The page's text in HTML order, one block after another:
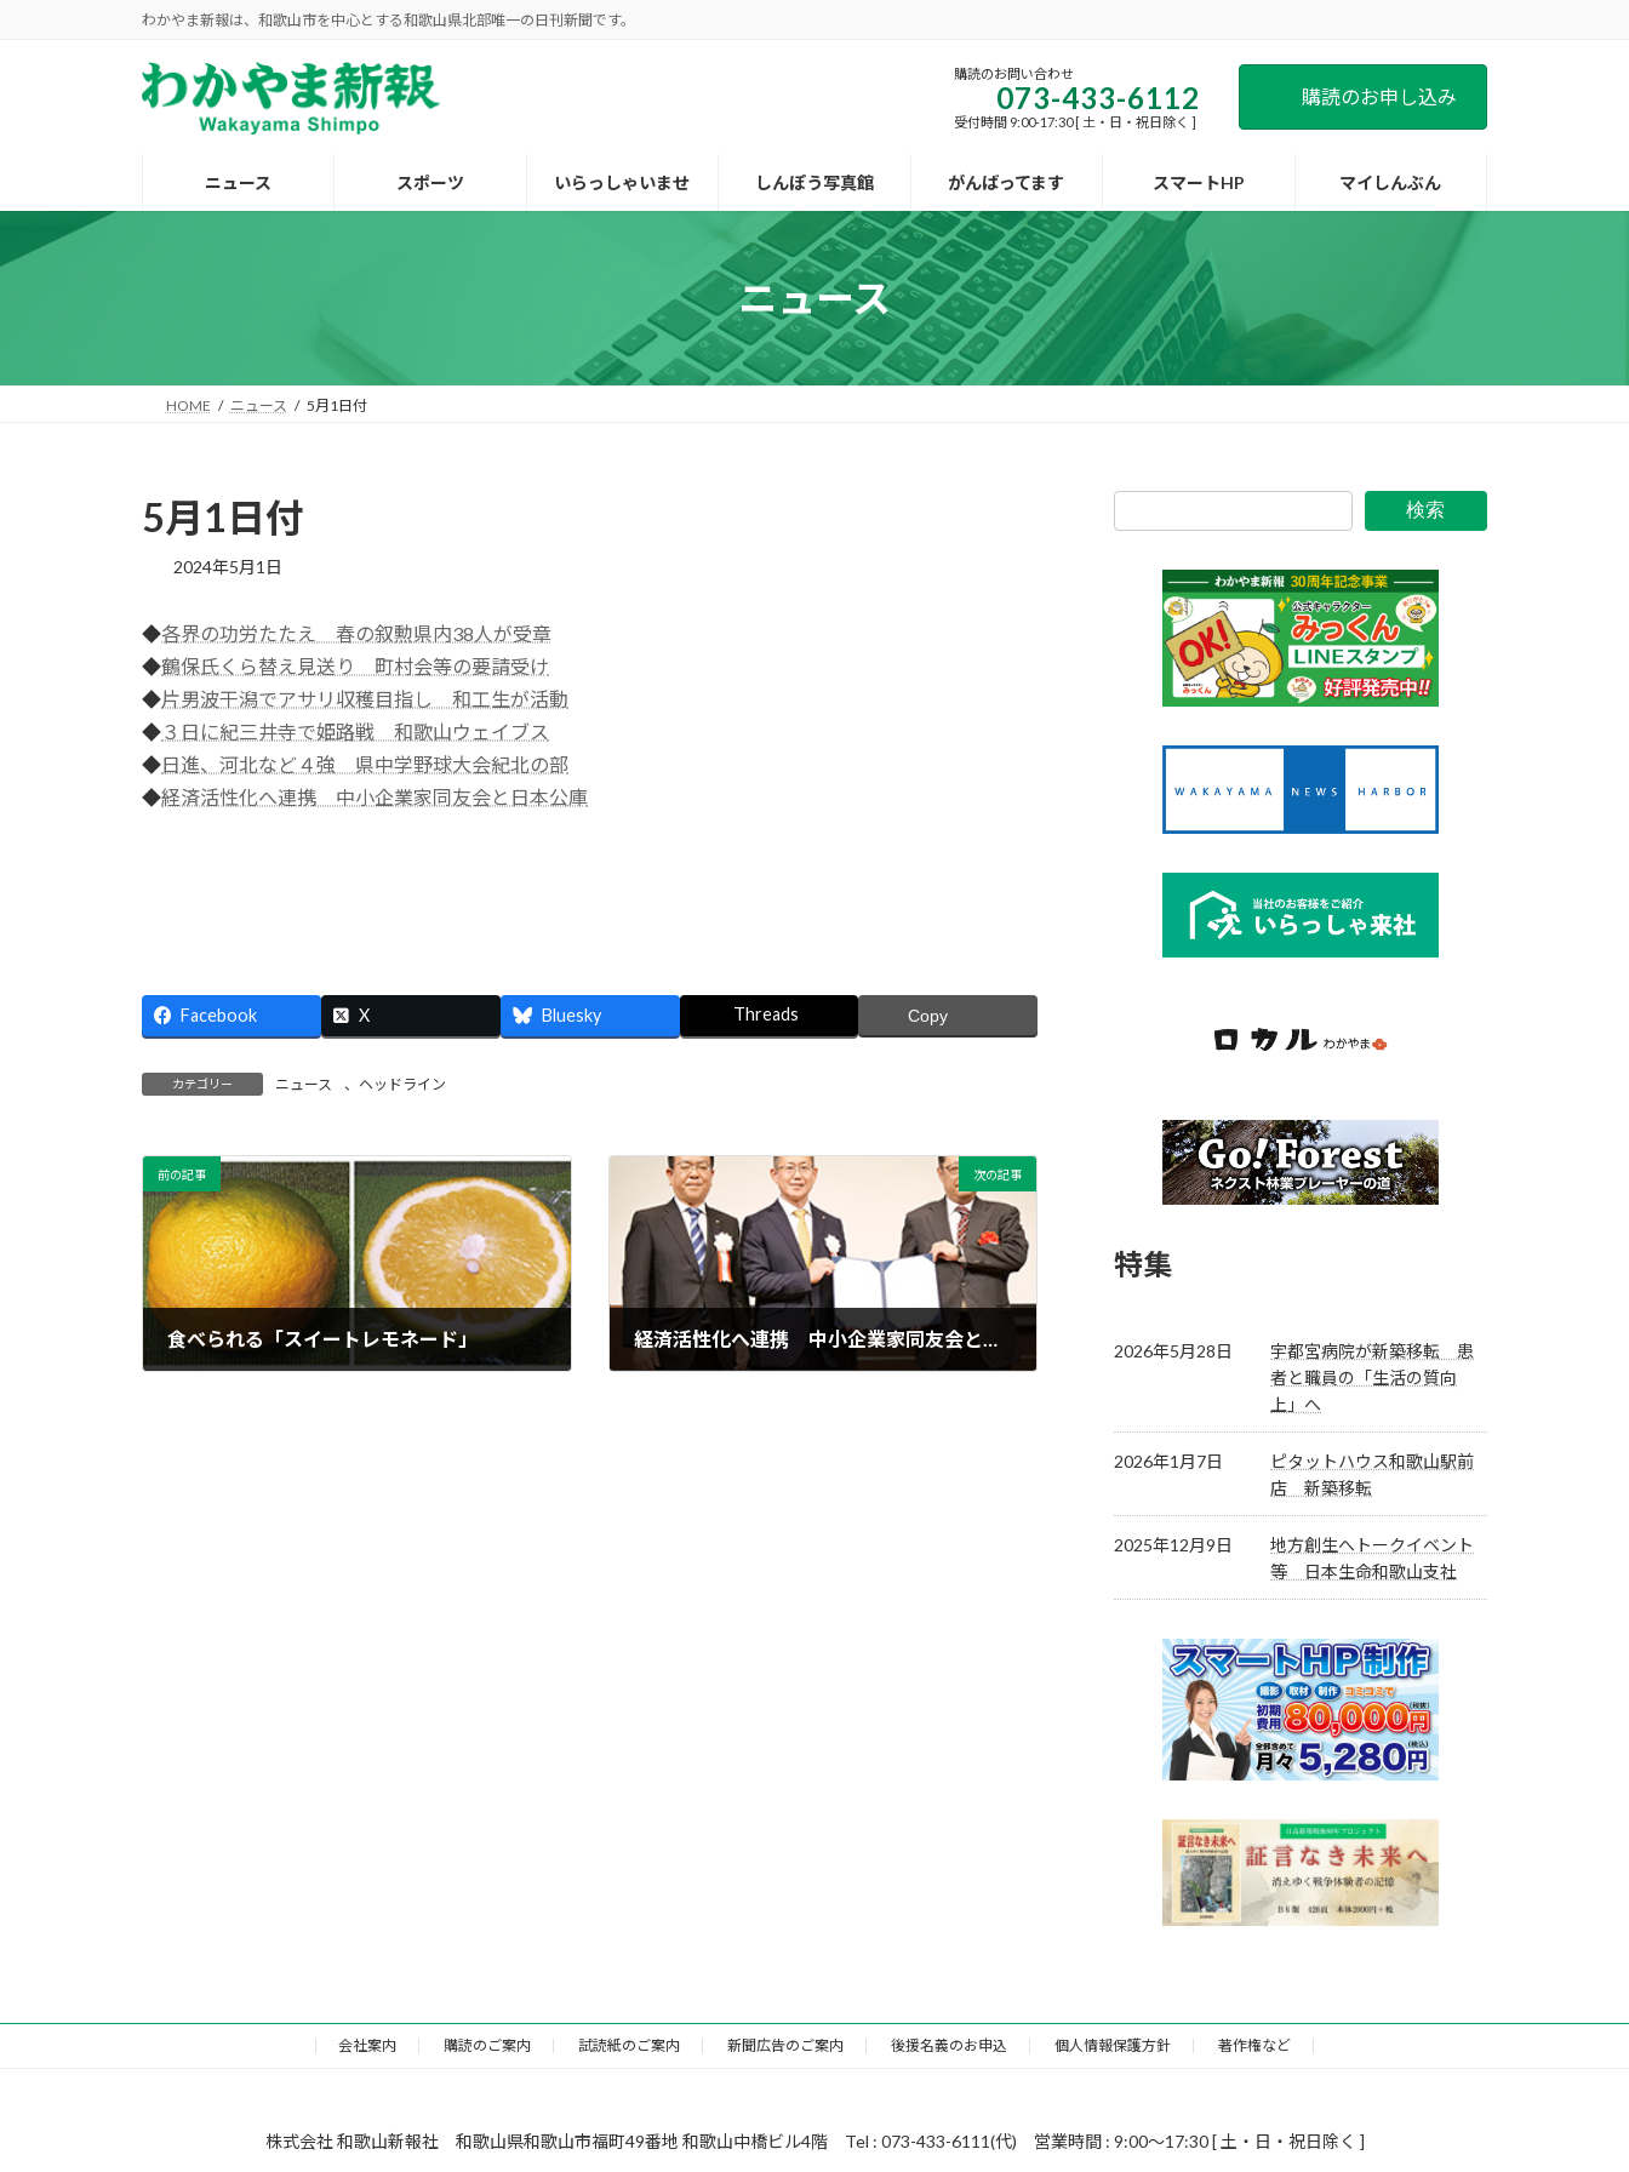
キ
に
わかやま新報は、和歌山市を中心とする和歌山県北部唯一の日刊新聞です。
購読のお問い合わせ
073-433-6112
受付時間 9:00-17:30 [ 土・日・祝日除く ]
購読のお申し込み
ニュース スポーツ いらっしゃいませ しんぽう写真館 がんばってます スマートHP マイしんぶん
ニュース
HOME ニュース 5月1日付
5月1日付
2024年5月1日
◆各界の功労たたえ 春の叙勲県内38人が受章
◆鶴保氏くら替え見送り 町村会等の要請受け
◆片男波干潟でアサリ収穫目指し 和工生が活動
◆３日に紀三井寺で姫路戦 和歌山ウェイブス
◆日進、河北など４強 県中学野球大会紀北の部
◆経済活性化へ連携 中小企業家同友会と日本公庫
Facebook X Bluesky Threads Copy
カテゴリー ニュース 、 ヘッドライン
前の記事
食べられる「スイートレモネード」
次の記事
検索
特集
2026年5月28日
宇都宮病院が新築移転 患
者と職員の「生活の質向
上」へ
2026年1月7日
ピタットハウス和歌山駅前
店 新築移転
2025年12月9日
地方創生へトークイベント
等 日本生命和歌山支社
会社案内 購読のご案内 試読紙のご案内 新聞広告のご案内 後援名義のお申込 個人情報保護方針 著作権など
株式会社 和歌山新報社 和歌山県和歌山市福町49番地 和歌山中橋ビル4階 Tel : 073-433-6111(代) 営業時間 : 9:00～17:30 [ 土・日・祝日除く ]